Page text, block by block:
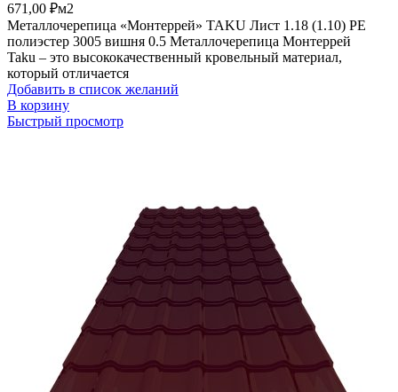
671,00 ₽м2
Металлочерепица «Монтеррей» TAKU Лист 1.18 (1.10) PE
полиэстер 3005 вишня 0.5 Металлочерепица Монтеррей
Taku – это высококачественный кровельный материал,
который отличается
Добавить в список желаний
В корзину
Быстрый просмотр